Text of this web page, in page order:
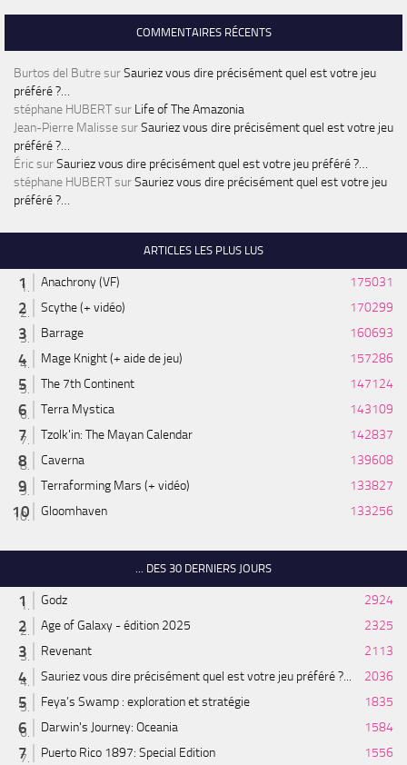
COMMENTAIRES RÉCENTS
Burtos del ButresurSauriez vous dire précisément quel est votre jeu
préféré ?…
stéphane HUBERTsur Life of The Amazonia
Jean-Pierre MalissesurSauriez vous dire précisément quel est votre jeu
préféré ?…
ÉricsurSauriez vous dire précisément quel est votre jeu préféré ?…
stéphane HUBERTsurSauriez vous dire précisément quel est votre jeu
préféré ?…
ARTICLES LES PLUS LUS
Anachrony (VF)
175031
Scythe (+ vidéo)
170299
Barrage
160693
Mage Knight (+ aide de jeu)
157286
The 7th Continent
147124
Terra Mystica
143109
Tzolk'in: The Mayan Calendar
142837
Caverna
139608
Terraforming Mars (+ vidéo)
133827
Gloomhaven
133256
... DES 30 DERNIERS JOURS
Godz
2924
Age of Galaxy - édition 2025
2325
Revenant
2113
Sauriez vous dire précisément quel est votre jeu préféré ?...
2036
Feya’s Swamp : exploration et stratégie
1835
Darwin's Journey: Oceania
1584
Puerto Rico 1897: Special Edition
1556